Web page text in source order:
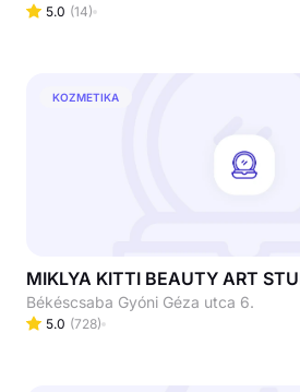
5.0 (14)
KOZMETIKA
MIKLYA KITTI BEAUTY ART
Békéscsaba Gyóni Géza utca 6.
5.0 (728)